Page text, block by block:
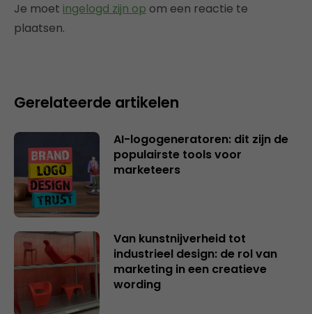
Je moet ingelogd zijn op om een reactie te
plaatsen.
Gerelateerde artikelen
AI-logogeneratoren: dit zijn de
populairste tools voor
marketeers
Van kunstnijverheid tot
industrieel design: de rol van
marketing in een creatieve
wording